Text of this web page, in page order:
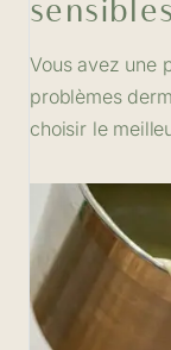
Vous avez une
problèmes
choisir le